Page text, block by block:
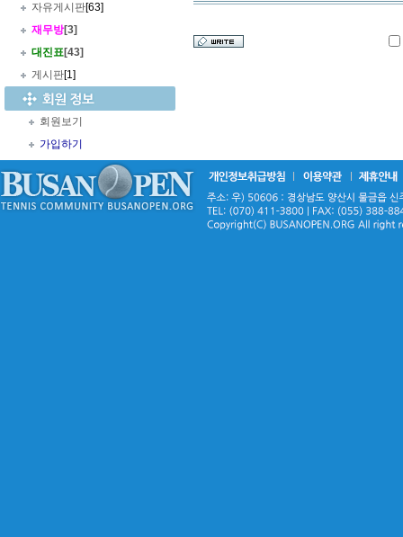
자유게시판[63]
재무방[3]
대진표[43]
게시판[1]
회원보기
가입하기